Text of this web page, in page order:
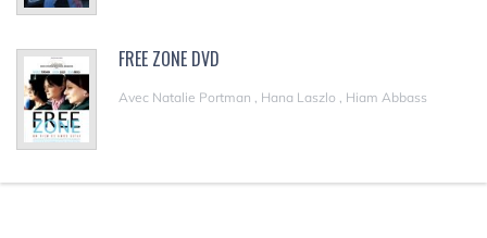
FREE ZONE DVD
Avec Natalie Portman , Hana Laszlo , Hiam Abbass